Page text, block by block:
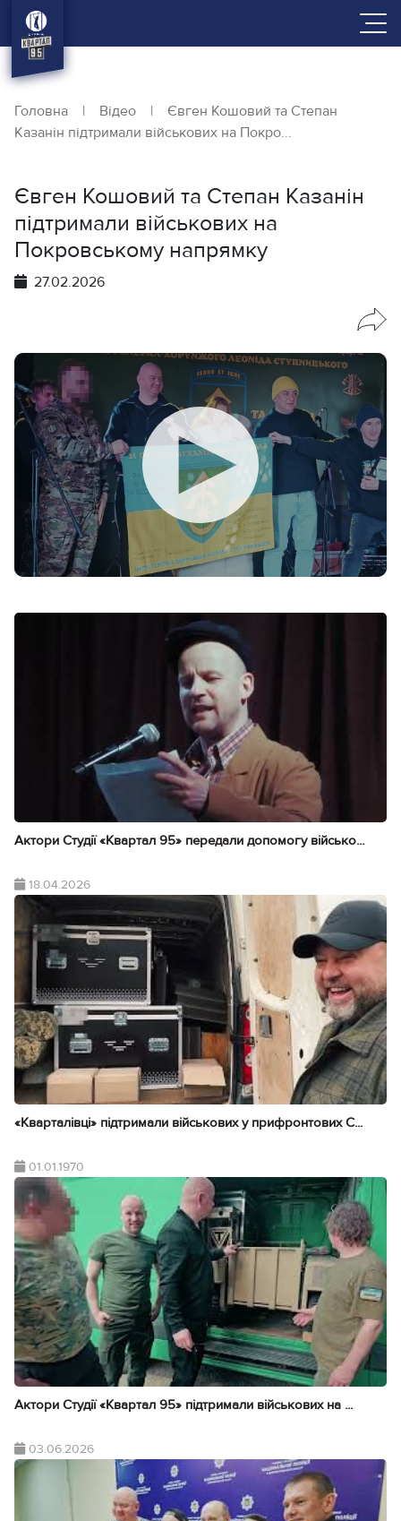
Головна | Відео |
Євген Кошовий та Степан
Казанін підтримали військових на Покро...
Євген Кошовий та Степан Казанін
підтримали військових на
Покровському напрямку
27.02.2026
Актори Студії «Квартал 95» передали допомогу військо...
18.04.2026
«Кварталівці» підтримали військових у прифронтових С...
01.01.1970
Актори Студії «Квартал 95» підтримали військових на ...
03.06.2026